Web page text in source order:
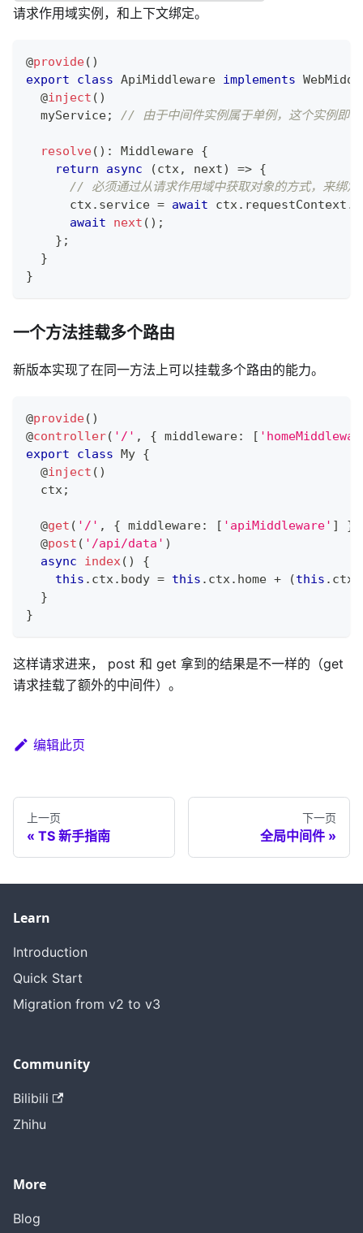
请求作用域实例，和上下文绑定。
@provide( )
export
class ApiMiddleware implements
@inject ( )
  myService
; // 由于中间件实例属于单例，这个实例即
resolve( ) : Middleware {
return
async (ctx , next) => {
// 必须通过从请求作用域中获取对象的方式，来绑定
      ctx
. service = await ctx . requestContext .
await
next ( ) ;
} ;
}
}
一个方法挂载多个路由
新版本实现了在同一方法上可以挂载多个路由的能力。
@provide( )
@controller( '/' , { middleware: [
export
class My {
@inject ( )
  ctx
;
@get ( '/' , { middleware: [ 'apiMiddleware' ] }
@post ( '/api/data' )
async
index ( )
{
this . ctx . body = this . ctx . home + (this . ctx
}
}
这样请求进来， post 和 get 拿到的结果是不一样的（get
请求挂载了额外的中间件）。
编辑此页
上一页
TS 新手指南
下一页
全局中间件
Learn
Introduction
Quick Start
Migration from v2 to v3
Community
Bilibili
Zhihu
More
Blog